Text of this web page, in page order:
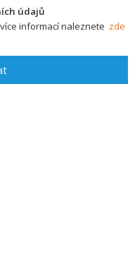
údajů
informací naleznete zde